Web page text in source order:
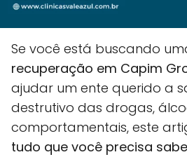
Se você está buscando
recuperação em Capim
ajudar um ente querido a
destrutivo das drogas,
comportamentais, este
tudo que você precisa